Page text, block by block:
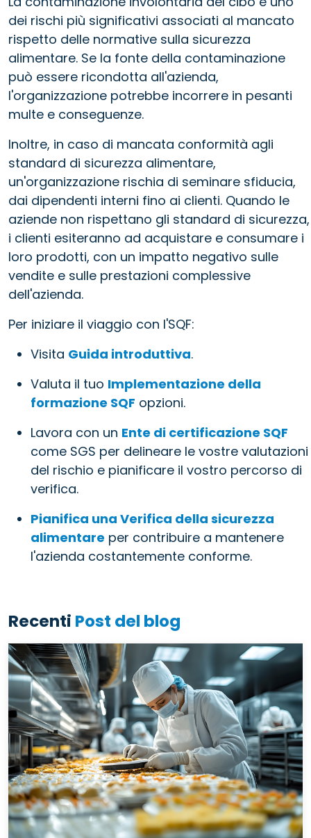
dei rischi più significativi associati al mancato
rispetto delle normative sulla sicurezza
alimentare. Se la fonte della contaminazione
può essere ricondotta all'azienda,
l'organizzazione potrebbe incorrere in pesanti
multe e conseguenze.
Inoltre, in caso di mancata conformità agli
standard di sicurezza alimentare,
un'organizzazione rischia di seminare sfiducia,
dai dipendenti interni fino ai clienti. Quando le
aziende non rispettano gli standard di sicurezza,
i clienti esiteranno ad acquistare e consumare i
loro prodotti, con un impatto negativo sulle
vendite e sulle prestazioni complessive
dell'azienda.
Per iniziare il viaggio con l'SQF:
Visita Guida introduttiva.
Valuta il tuo Implementazione della
formazione SQF opzioni.
Lavora con un Ente di certificazione SQF
come SGS per delineare le vostre valutazioni
del rischio e pianificare il vostro percorso di
verifica.
Pianifica una Verifica della sicurezza
alimentare per contribuire a mantenere
l'azienda costantemente conforme.
Recenti Post del blog